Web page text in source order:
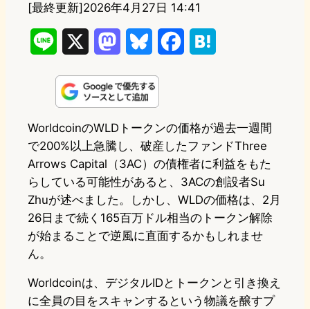
[最終更新]2026年4月27日 14:41
n
e
s
t
o
d
n
u
s
k
y
e
b
o
o
k
e
n
a
WorldcoinのWLDトークンの価格が過去一週間
で200%以上急騰し、破産したファンドThree
Arrows Capital（3AC）の債権者に利益をもた
らしている可能性があると、3ACの創設者Su
Zhuが述べました。しかし、WLDの価格は、2月
26日まで続く165百万ドル相当のトークン解除
が始まることで逆風に直面するかもしれませ
ん。
Worldcoinは、デジタルIDとトークンと引き換え
に全員の目をスキャンするという物議を醸すプ